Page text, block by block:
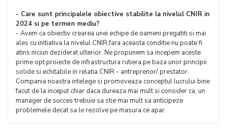
- Care sunt principalele obiective stabilite la nivelul CNIR in
2024 si pe termen mediu?
- Avem ca obiectiv crearea unei echipe de oameni pregatiti si mai
ales cu initiativa la nivelul CNIR,fara aceasta conditie nu poate fi
atins niciun deziderat ulterior. Ne propunem sa incepem aceste
prime opt proiecte de infrastructura rutiera pe baza unor principii
solide si echitabile in relatia CNIR - antreprenor/ prestator.
Compania noastra intelege si promoveaza conceptul lucrului bine
facut de la inceput chiar daca dureaza mai mult si consider ca, un
manager de succes trebuie sa stie mai mult sa anticipeze
problemele decat sa le rezolve pe masura ce apar.